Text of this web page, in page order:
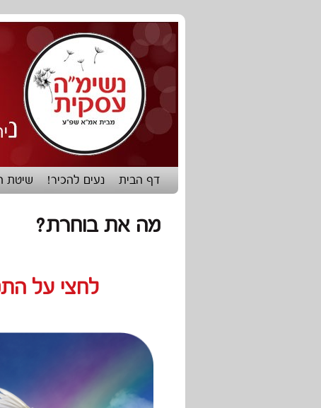
דף הבית נעים להכיר! שיטת
מה את בוחרת?
לחצי על